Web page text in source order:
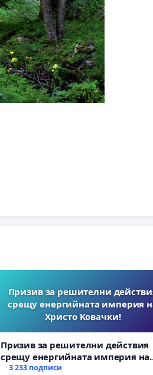
Призив за решителни
срещу енергийната империя
Христо Ковачки!
Призив за решителни действия
срещу енергийната империя на
Христо Ковачки!
3 233 подписи